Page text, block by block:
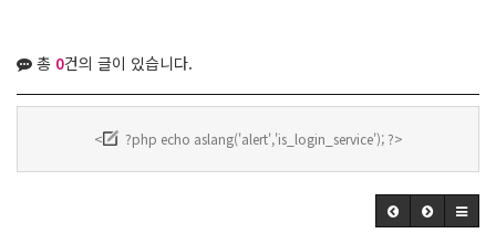
총 0건의 글이 있습니다.
< ?php echo aslang('alert','is_login_service'); ?>